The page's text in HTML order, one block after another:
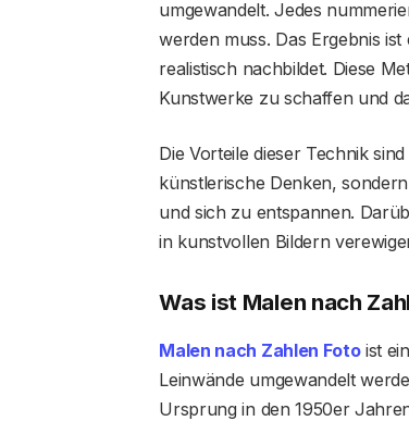
umgewandelt. Jedes
werden muss. Das Ergebnis
realistisch nachbildet. Diese
Kunstwerke zu schaffen und
Die Vorteile dieser Technik
künstlerische Denken,
und sich zu entspannen.
in kunstvollen Bildern
Was ist Malen nach
Malen nach Zahlen Fotoist
Leinwände umgewandelt
Ursprung in den 1950er